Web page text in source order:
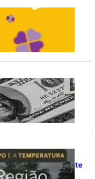
3756: sorteio de
cotado a R$
Confira a
a Região Sul neste